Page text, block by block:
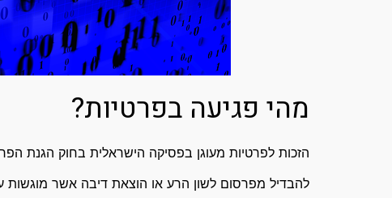
מהי פגיעה בפרטיות?
הזכות לפרטיות מעוגן בפסיקה הישראלית בחוק הגנת הפרטיות, התשמ"א – 1981 ובחוק
להבדיל מפרסום לשון הרע או הוצאת דיבה אשר